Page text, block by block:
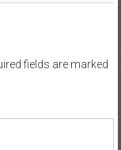
fields are marked